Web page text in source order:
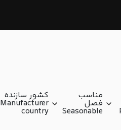
مناسب
فصل
Seasonable
کشور سازنده
Manufacturer
country